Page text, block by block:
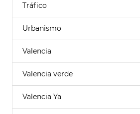
Tráfico
Urbanismo
Valencia
Valencia verde
Valencia Ya